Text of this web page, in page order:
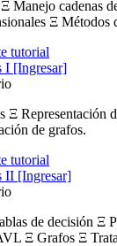
Manejo cadenas
Ξ Métodos
tutorial
I [Ingresar]
Ξ
de grafos.
tutorial
II [Ingresar]
de decisión Ξ
Ξ Grafos Ξ